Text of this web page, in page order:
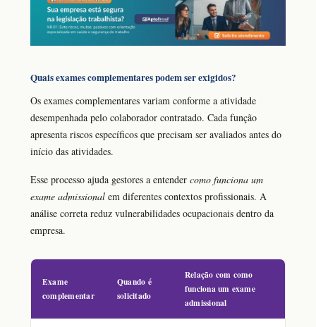
Quais exames complementares podem ser exigidos?
Os exames complementares variam conforme a atividade
desempenhada pelo colaborador contratado. Cada função
apresenta riscos específicos que precisam ser avaliados antes do
início das atividades.
Esse processo ajuda gestores a entender como funciona um
exame admissional em diferentes contextos profissionais. A
análise correta reduz vulnerabilidades ocupacionais dentro da
empresa.
Exame
complementar
Quando é
solicitado
Relação com como
funciona um exame
admissional